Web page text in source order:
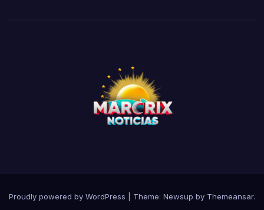
Proudly powered by WordPress Theme: Newsup by Themeansar.